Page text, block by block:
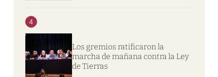
4
Los gremios ratificaron la
marcha de mañana contra la Ley
de Tierras